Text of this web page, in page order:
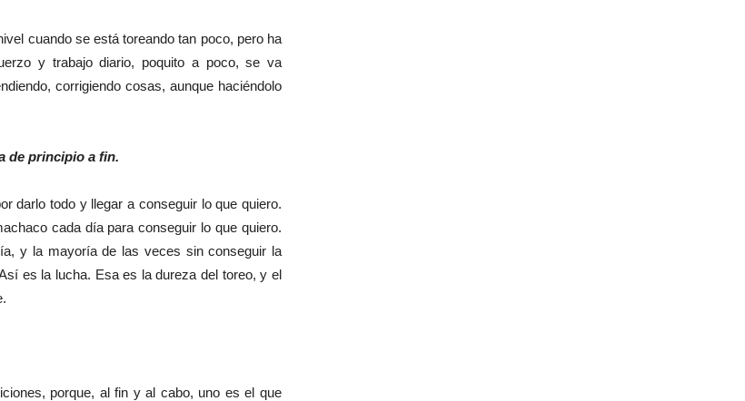
cuando se está toreando tan poco, pero ha
y trabajo diario, poquito a poco, se va
corrigiendo cosas, aunque haciéndolo
de principio a fin.
darlo todo y llegar a conseguir lo que quiero.
cada día para conseguir lo que quiero.
y la mayoría de las veces sin conseguir la
es la lucha. Esa es la dureza del toreo, y el
porque, al fin y al cabo, uno es el que